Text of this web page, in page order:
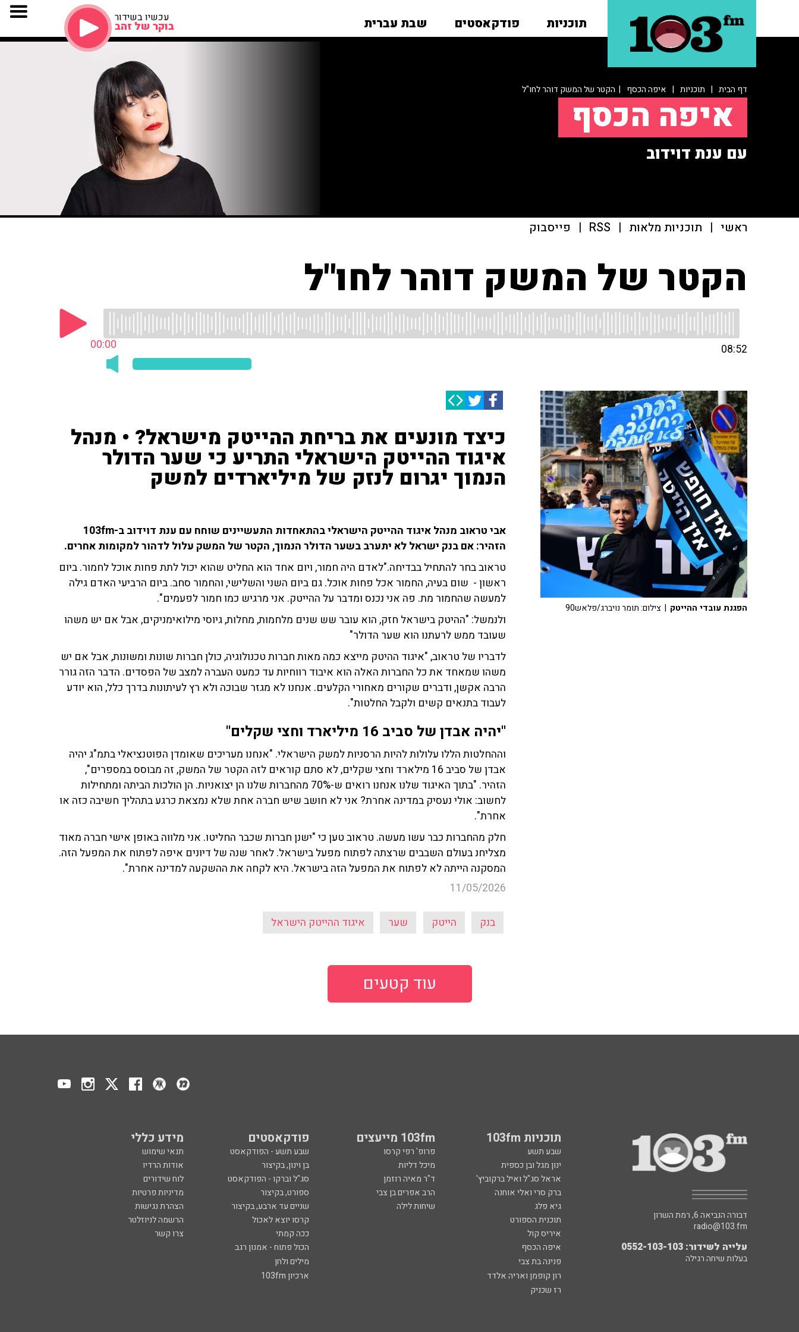
תוכניות פודקאסטים שבת עברית עכשיו בשידור
בוקר של זהב
דף הבית | תוכניות | איפה הכסף | הקטר של המשק דוהר לחו"ל
איפה הכסף
עם ענת דוידוב
ראשי | תוכניות מלאות |
RSS
| פייסבוק
הקטר של המשק דוהר לחו"ל
00:00 08:52
כיצד מונעים את בריחת ההייטק מישראל? • מנהל
איגוד ההייטק הישראלי התריע כי שער הדולר
הנמוך יגרום לנזק של מיליארדים למשק
אבי טראוב מנהל איגוד ההייטק הישראלי בהתאחדות התעשיינים שוחח עם ענת דוידוב ב-103fm
הזהיר: אם בנק ישראל לא יתערב בשער הדולר הנמוך, הקטר של המשק עלול לדהור למקומות אחרים.
טראוב בחר להתחיל בבדיחה."לאדם היה חמור, ויום אחד הוא החליט שהוא יכול לתת פחות אוכל לחמור. ביום
ראשון - שום בעיה, החמור אכל פחות אוכל. גם ביום השני והשלישי, והחמור סחב. ביום הרביעי האדם גילה
למעשה שהחמור מת. פה אני נכנס ומדבר על ההייטק. אני מרגיש כמו חמור לפעמים".
ולנמשל: "ההיטק בישראל חזק, הוא עובר שש שנים מלחמות, מחלות, גיוסי מילואימניקים, אבל אם יש משהו
שעובד ממש לרעתנו הוא שער הדולר"
לדבריו של טראוב, "איגוד ההיטק מייצא כמה מאות חברות טכנולוגיה, כולן חברות שונות ומשונות, אבל אם יש
משהו שמאחד את כל החברות האלה הוא איבוד רווחיות עד כמעט העברה למצב של הפסדים. הדבר הזה גורר
הרבה אקשן, ודברים שקורים מאחורי הקלעים. אנחנו לא מגזר שבוכה ולא רץ לעיתונות בדרך כלל, הוא יודע
לעבוד בתנאים קשים ולקבל החלטות".
"יהיה אבדן של סביב 16 מיליארד וחצי שקלים"
וההחלטות הללו עלולות להיות הרסניות למשק הישראלי. "אנחנו מעריכים שאומדן הפוטנציאלי בתמ"ג יהיה
אבדן של סביב 16 מילארד וחצי שקלים, לא סתם קוראים לזה הקטר של המשק, זה מבוסס במספרים",
הזהיר. "בתוך האיגוד שלנו אנחנו רואים ש-70% מהחברות שלנו הן יצואניות. הן הולכות הביתה ומתחילות
לחשוב: אולי נעסיק במדינה אחרת? אני לא חושב שיש חברה אחת שלא נמצאת כרגע בתהליך חשיבה כזה או
אחרת".
חלק מהחברות כבר עשו מעשה. טראוב טען כי "ישנן חברות שכבר החליטו. אני מלווה באופן אישי חברה מאוד
מצליחנ בעולם השבבים שרצתה לפתוח מפעל בישראל. לאחר שנה של דיונים איפה לפתוח את המפעל הזה.
המסקנה הייתה לא לפתוח את המפעל הזה בישראל. היא לקחה את ההשקעה למדינה אחרת".
11/05/2026
בנק הייטק שער איגוד ההייטק הישראל
הפגנת עובדי ההייטק | צילום: תומר נויברג/פלאש90
עוד קטעים
תוכניות 103fm 103fm מייעצים פודקאסטים מידע כללי
שבע תשע פרופ' רפי קרסו שבע תשע - הפודקאסט
תנאי שימוש
ינון מגל ובן כספית
מיכל דליות בן וינון, בקיצור
אודות הרדיו
אראל סג"ל ואיל ברקוביץ'
ד"ר מאיה רוזמן סג"ל וברקו - הפודקאסט
לוח שידורים
ברק סרי ואלי אוחנה
הרב אפרים בן צבי ספורט, בקיצור
מדיניות פרטיות
גיא פלג
שיחות לילה שניים עד ארבע, בקיצור
הצהרת נגישות
תוכנית הספורט
קרסו יוצא לאכול
הרשמה לניוזלטר
איריס קול
ככה קמתי
צרו קשר
איפה הכסף
הכול פתוח - אמנון רגב
פנינה בת צבי
מילים ולחן
רון קופמן ואריה אלדד
ארכיון 103fm
רז שכניק
דבורה הנביאה 6, רמת השרון
radio@103.fm
עלייה לשידור: 0552-103-103
בעלות שיחה רגילה